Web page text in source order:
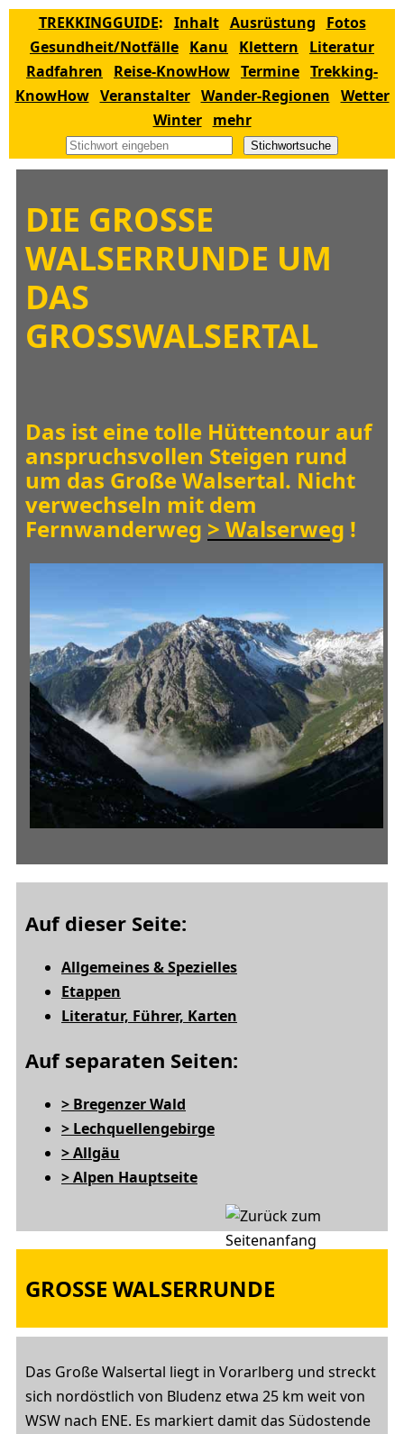
TREKKINGGUIDE: Inhalt Ausrüstung
Fotos
Gesundheit/Notfälle Kanu Klettern
Literatur
Radfahren
Reise-KnowHow Termine Trekking-
KnowHow Veranstalter Wander-Regionen Wetter
Winter
mehr
Stichwortsuche
DIE GROSSE W
ALSERRUNDE UM D
AS G
ROSSWALSERTAL
Das ist eine tolle Hüttentour auf
anspruchsvollen Steigen rund
um das Große Walsertal. Nicht
verwechseln mit dem
Fernwanderweg > Walserweg !
Auf dieser Seite:
Allgemeines & Spezielles
Etappen
Literatur, Führer, Karten
Auf separaten Seiten:
> Bregenzer Wald
> Lechquellengebirge
> Allgäu
> Alpen Hauptseite
GROSSE WALSERRUNDE
Das Große Walsertal liegt in Vorarlberg und streckt
sich nordöstlich von Bludenz etwa 25 km weit von
WSW nach ENE. Es markiert damit das Südostende